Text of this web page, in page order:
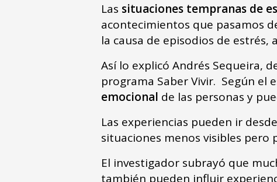
Las situaciones tempranas de
acontecimientos que pasamos
la causa de episodios de estrés,
Así lo explicó Andrés Sequeira,
programa Saber Vivir. Según el
emocional de las personas y
Las experiencias pueden ir
situaciones menos visibles pero
El investigador subrayó que
también pueden influir